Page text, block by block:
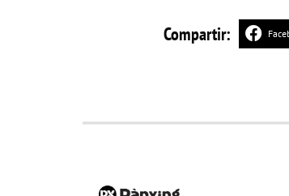
Compartir: